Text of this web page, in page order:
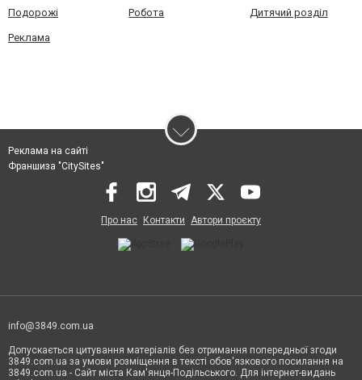
Подорожі Робота Дитячий розділ
Реклама
Реклама на сайті
Франшиза "CitySites"
Про нас Контакти Автори проєкту
info@3849.com.ua
Допускається цитування матеріалів без отримання попередньої згоди
3849.com.ua за умови розміщення в тексті обов'язкового посилання на
3849.com.ua - Сайт міста Кам'янця-Подільського. Для інтернет-видань